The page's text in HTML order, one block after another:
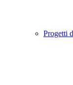
Progetti